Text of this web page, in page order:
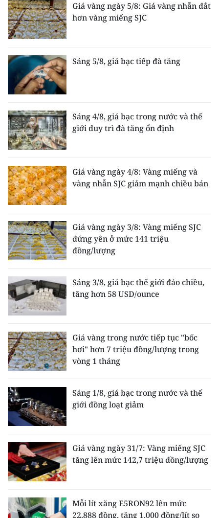
Giá vàng ngày 5/8: Giá vàng nhẫn đắt
hơn vàng miếng SJC
Sáng 5/8, giá bạc tiếp đà tăng
Sáng 4/8, giá bạc trong nước và thế
giới duy trì đà tăng ổn định
Giá vàng ngày 4/8: Vàng miếng và
vàng nhẫn SJC giảm mạnh chiều bán
Giá vàng ngày 3/8: Vàng miếng SJC
đứng yên ở mức 141 triệu
đồng/lượng
Sáng 3/8, giá bạc thế giới đảo chiều,
tăng hơn 58 USD/ounce
Giá vàng trong nước tiếp tục "bốc
hơi" hơn 7 triệu đồng/lượng trong
vòng 1 tháng
Sáng 1/8, giá bạc trong nước và thế
giới đồng loạt giảm
Giá vàng ngày 31/7: Vàng miếng SJC
tăng lên mức 142,7 triệu đồng/lượng
Mỗi lít xăng E5RON92 lên mức
22.888 đồng, tăng 1.000 đồng/lít so